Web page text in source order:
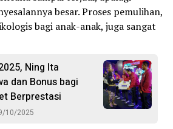
besar. Proses pemulihan,
bagi anak-anak, juga sangat
Ning Ita
dan Bonus bagi
Berprestasi
10/2025